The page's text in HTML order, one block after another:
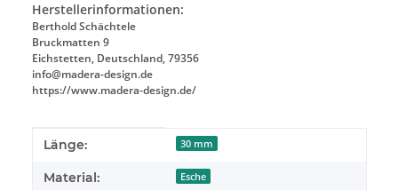
Herstellerinformationen:
Berthold Schächtele
Bruckmatten 9
Eichstetten, Deutschland, 79356
info@madera-design.de
https://www.madera-design.de/
Produkteigenschaft
Wert
Länge: 30 mm
Material: Esche